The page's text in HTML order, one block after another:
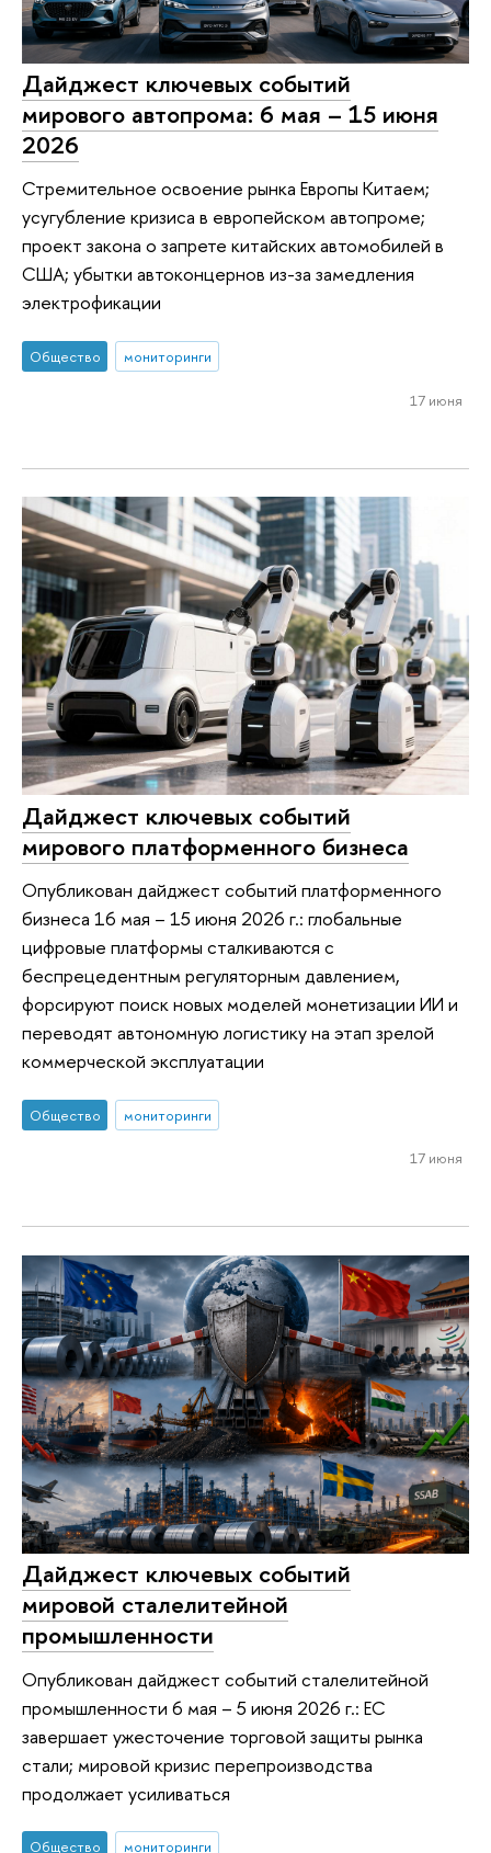
Дайджест ключевых событий
мирового автопрома: 6 мая – 15 июня
2026
Стремительное освоение рынка Европы Китаем;
усугубление кризиса в европейском автопроме;
проект закона о запрете китайских автомобилей в
США; убытки автоконцернов из-за замедления
электрофикации
Общество мониторинги
17 июня
Дайджест ключевых событий
мирового платформенного бизнеса
Опубликован дайджест событий платформенного
бизнеса 16 мая – 15 июня 2026 г.: глобальные
цифровые платформы сталкиваются с
беспрецедентным регуляторным давлением,
форсируют поиск новых моделей монетизации ИИ и
переводят автономную логистику на этап зрелой
коммерческой эксплуатации
Общество мониторинги
17 июня
Дайджест ключевых событий
мировой сталелитейной
промышленности
Опубликован дайджест событий сталелитейной
промышленности 6 мая – 5 июня 2026 г.: ЕС
завершает ужесточение торговой защиты рынка
стали; мировой кризис перепроизводства
продолжает усиливаться
Общество мониторинги